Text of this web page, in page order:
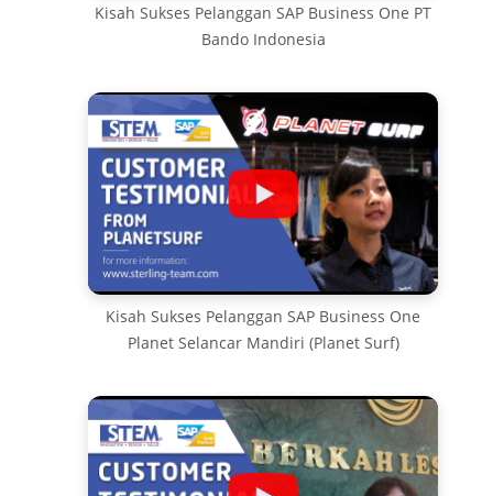
Kisah Sukses Pelanggan SAP Business One PT
Bando Indonesia
Kisah Sukses Pelanggan SAP Business One
Planet Selancar Mandiri (Planet Surf)